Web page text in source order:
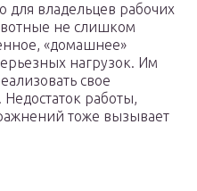
для владельцев рабочих
не слишком
«домашнее»
нагрузок. Им
свое
работы,
тоже вызывает